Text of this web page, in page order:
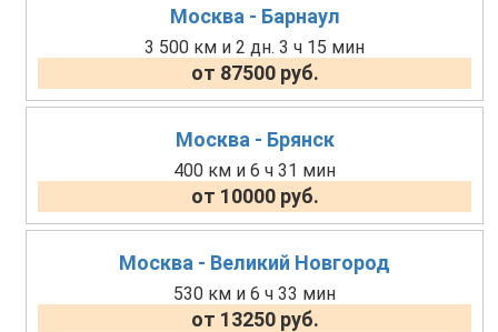
Москва - Барнаул
3 500 км и 2 дн. 3 ч 15 мин
от 87500 руб.
Москва - Брянск
400 км и 6 ч 31 мин
от 10000 руб.
Москва - Великий Новгород
530 км и 6 ч 33 мин
от 13250 руб.